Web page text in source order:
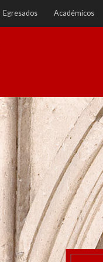
Egresados Académicos